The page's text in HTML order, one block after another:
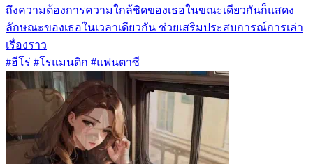
ถึงความต้องการความใกล้ชิดของเธอในขณะเดียวกันก็แสดง
ลักษณะของเธอในเวลาเดียวกัน ช่วยเสริมประสบการณ์การเล่า
เรื่องราว
#ฮีโร่ #โรแมนติก #แฟนตาซี